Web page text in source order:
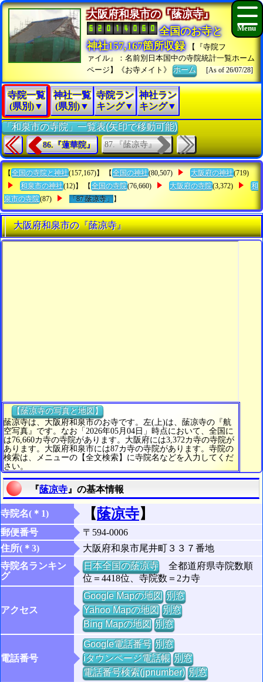
大阪府和泉市の『䕃凉寺』
全国のお寺と
神社157,167箇所収録
【『寺院フ
ァイル』：名前別日本国中の寺院統計一覧ホーム
ページ】《お寺メイト》ホーム [As of 26/07/28]
寺院一覧
(県別)▼
神社一覧
(県別)▼
寺院ラン
キング▼
神社ラン
キング▼
「和泉市の寺院」一覧表(矢印で移動可能)
86.『蓮華院』 87.『䕃凉寺』
【 全国の寺院と神社(157,167)】 【 全国の神社(80,507) 大阪府の神社(719)
和泉市の神社(12)】 【 全国の寺院(76,660) 大阪府の寺院(3,372)
和
泉市の寺院(87) 「87.䕃凉寺」 】
大阪府和泉市の『䕃凉寺』
【䕃凉寺の写真と地図】
䕃凉寺は、大阪府和泉市のお寺です。左(上)は、䕃凉寺の『航
空写真』です。なお「2026年05月04日」時点において、全国に
は76,660カ寺の寺院があります。大阪府には3,372カ寺の寺院が
あります。大阪府和泉市には87カ寺の寺院があります。寺院の
検索は、メニューの【全文検索】に寺院名などを入力してくだ
さい。
『䕃凉寺 』の基本情報
寺院名(＊1) 【䕃凉寺】
郵便番号
〒594-0006
住所(＊3)
大阪府和泉市尾井町３３７番地
寺院名ランキン
グ
日本全国の䕃凉寺全都道府県寺院数順
位＝4418位、寺院数＝2カ寺
アクセス
Google Mapの地図 別窓
Yahoo Mapの地図 別窓
Bing Mapの地図 別窓
電話番号
Google電話番号 別窓
iタウンページ電話帳 別窓
電話番号検索(jpnumber) 別窓